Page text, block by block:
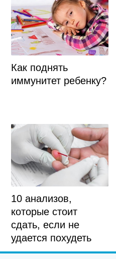
Как поднять
иммунитет ребенку?
10 анализов,
которые стоит
сдать, если не
удается похудеть